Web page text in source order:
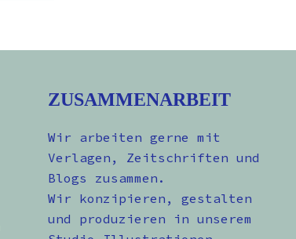
ZUSAMMENARBEIT
Wir arbeiten gerne mit
Verlagen, Zeitschriften und
Blogs zusammen.
Wir konzipieren, gestalten
und produzieren in unserem